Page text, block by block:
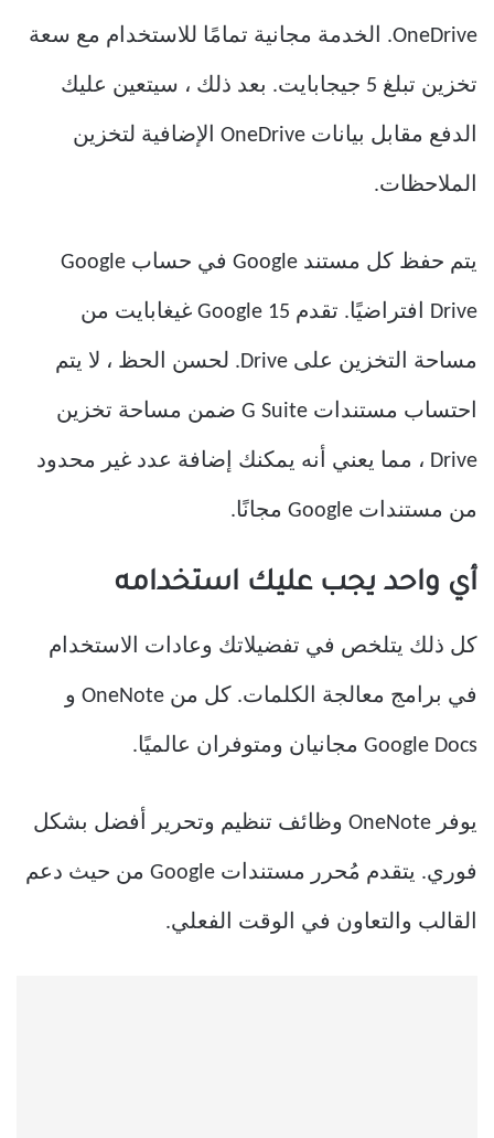
OneDrive. الخدمة مجانية تمامًا للاستخدام مع سعة
تخزين تبلغ 5 جيجابايت. بعد ذلك ، سيتعين عليك
الدفع مقابل بيانات OneDrive الإضافية لتخزين
الملاحظات.
يتم حفظ كل مستند Google في حساب Google
Drive افتراضيًا. تقدم Google 15 غيغابايت من
مساحة التخزين على Drive. لحسن الحظ ، لا يتم
احتساب مستندات G Suite ضمن مساحة تخزين
Drive ، مما يعني أنه يمكنك إضافة عدد غير محدود
من مستندات Google مجانًا.
أي واحد يجب عليك استخدامه
كل ذلك يتلخص في تفضيلاتك وعادات الاستخدام
في برامج معالجة الكلمات. كل من OneNote و
Google Docs مجانيان ومتوفران عالميًا.
يوفر OneNote وظائف تنظيم وتحرير أفضل بشكل
فوري. يتقدم مُحرر مستندات Google من حيث دعم
القالب والتعاون في الوقت الفعلي.